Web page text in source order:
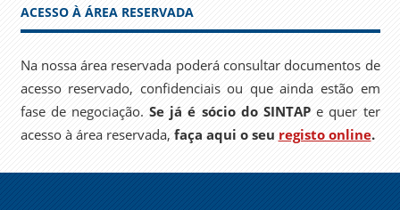
ACESSO À ÁREA RESERVADA
Na nossa área reservada poderá consultar documentos de
acesso reservado, confidenciais ou que ainda estão em
fase de negociação.Se já é sócio do SINTAPe quer ter
acesso à área reservada, faça aqui o seu registo online.